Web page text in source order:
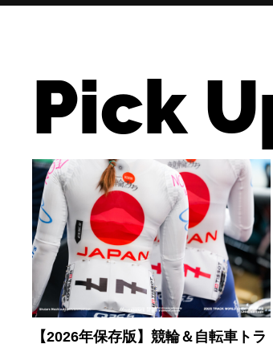
Pick
【2026年保存版】競輪＆自転車トラ